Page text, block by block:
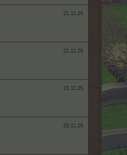
21.11.25
21.11.25
21.11.25
20.11.25